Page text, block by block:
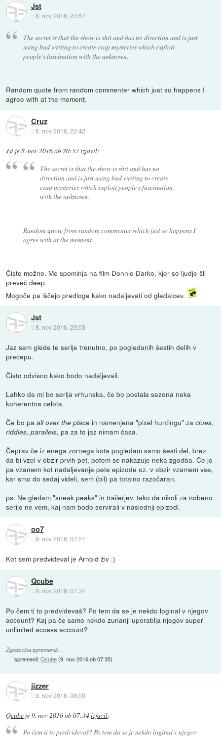
Jst
::8. nov 2016, 20:57
The secret is that the show is shit and has no direction and is just
using bad writing to create crap mysteries which exploit
people's fascination with the unknown.
Random quote from random commenter which just so happens I
agree with at the moment.
Cruz
::8. nov 2016, 22:42
Jst je8. nov 2016 ob 20:57izjavil:
The secret is that the show is shit and has no
direction and is just using bad writing to create
crap mysteries which exploit people's fascination
with the unknown.
Random quote from random commenter which just so happens I
agree with at the moment.
Čisto možno. Me spominja na film Donnie Darko, kjer so ljudje šli
preveč deep.
Mogoče pa iščejo predloge kako nadaljevati od gledalcev.
Jst
::8. nov 2016, 23:03
Jaz sem glede te serije trenutno, po pogledanih šestih delih v
precepu.
Čisto odvisno kako bodo nadaljevali.
Lahko da mi bo serija vrhunska, če bo postala sezona neka
koherentna celota.
Če bo paall over the place in namenjena "pixel huntingu" zaclues,
riddles, parallels, pa za to jaz nimam časa.
Čeprav če iz enega zornega kota pogledam samo šesti del, brez
da bi vzel v obzir prvih pet, potem se nakazuje neka zgodba. Če jo
pa vzamem kot nadaljevanje pete epizode oz. v obzir vzamem vse,
kar smo do sedaj videli, sem (bil) pa totalno razočaran.
ps: Ne gledam "sneak peaks" in trailerjev, tako da nikoli za nobeno
serijo ne vem, kaj nam bodo servirali v naslednji epizodi.
oo7
::9. nov 2016, 07:24
Kot sem predvideval je Arnold živ :)
Qcube
::9. nov 2016, 07:34
Po čem ti to predvidevaš? Po tem da se je nekdo loginal v njegov
account? Kaj pa če samo nekdo zunanji uporablja njegov super
unlimited access account?
Zgodovina sprememb…
spremenil:Qcube(9. nov 2016 ob 07:35)
jizzer
::9. nov 2016, 08:00
Qcube je9. nov 2016 ob 07:34izjavil:
Po čem ti to predvidevaš? Po tem da se je nekdo loginal v njegov